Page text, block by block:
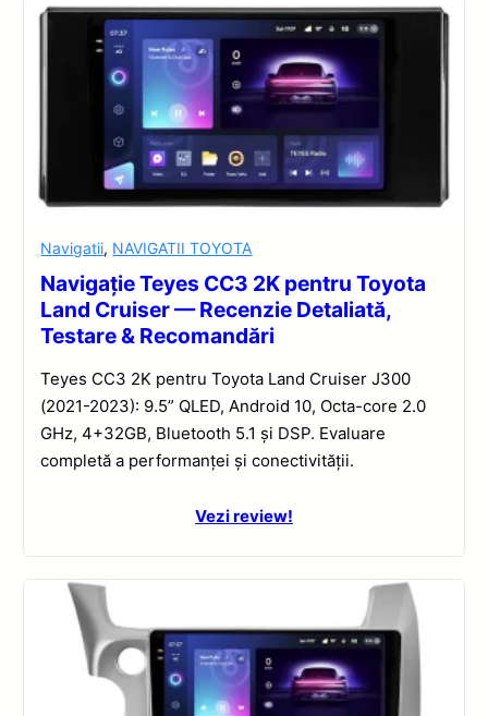
Navigatii, NAVIGATII TOYOTA
Navigație Teyes CC3 2K pentru Toyota
Land Cruiser — Recenzie Detaliată,
Testare & Recomandări
Teyes CC3 2K pentru Toyota Land Cruiser J300
(2021-2023): 9.5” QLED, Android 10, Octa-core 2.0
GHz, 4+32GB, Bluetooth 5.1 și DSP. Evaluare
completă a performanței și conectivității.
Vezi review!